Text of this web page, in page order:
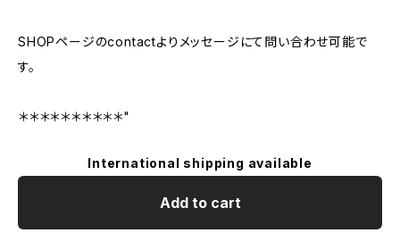
SHOPページのcontactよりメッセージにて問い合わせ可能で
す。
＊＊＊＊＊＊＊＊＊＊"
International shipping available
Add to cart